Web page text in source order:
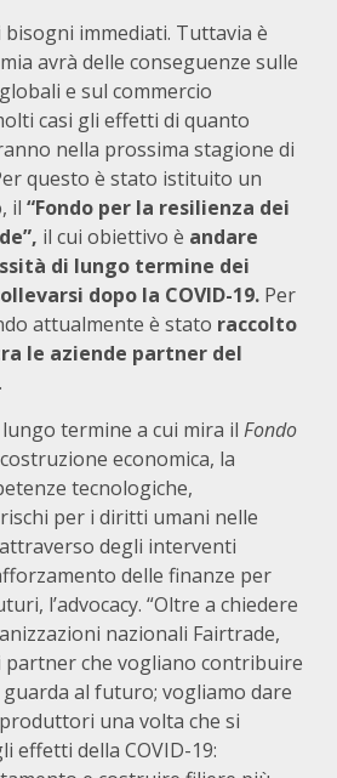
immediati. Tuttavia è
avrà delle conseguenze sulle
e sul commercio
casi gli effetti di quanto
nella prossima stagione di
questo è stato istituito un
il “Fondo per la resilienza dei
il cui obiettivo è andare
di lungo termine dei
dopo la COVID-19. Per
attualmente è stato raccolto
le aziende partner del
.
termine a cui mira il Fondo
economica, la
tecnologiche,
per i diritti umani nelle
degli interventi
delle finanze per
l’advocacy. “Oltre a chiedere
nazionali Fairtrade,
partner che vogliano contribuire
al futuro; vogliamo dare
una volta che si
effetti della COVID-19: